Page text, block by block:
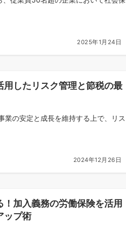
2025年1月24日
用したリスク管理と節税の最
業の安定と成長を維持する上で、リス
2024年12月26日
！加入義務の労働保険を活用
ップ術